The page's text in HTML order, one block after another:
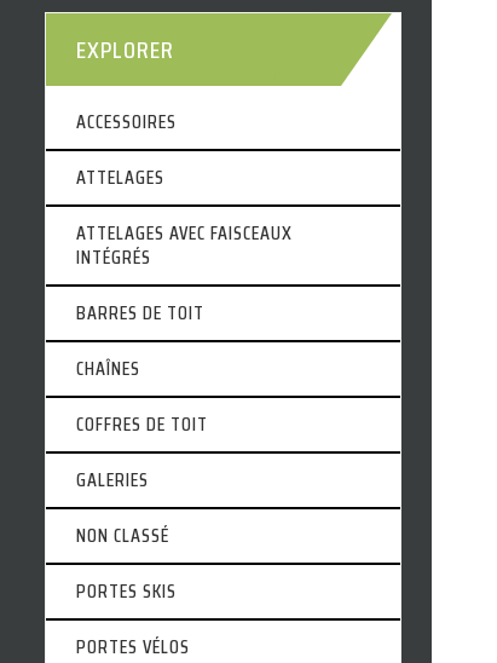
EXPLORER
ACCESSOIRES
ATTELAGES
ATTELAGES AVEC FAISCEAUX
INTÉGRÉS
BARRES DE TOIT
CHAÎNES
COFFRES DE TOIT
GALERIES
NON CLASSÉ
PORTES SKIS
PORTES VÉLOS